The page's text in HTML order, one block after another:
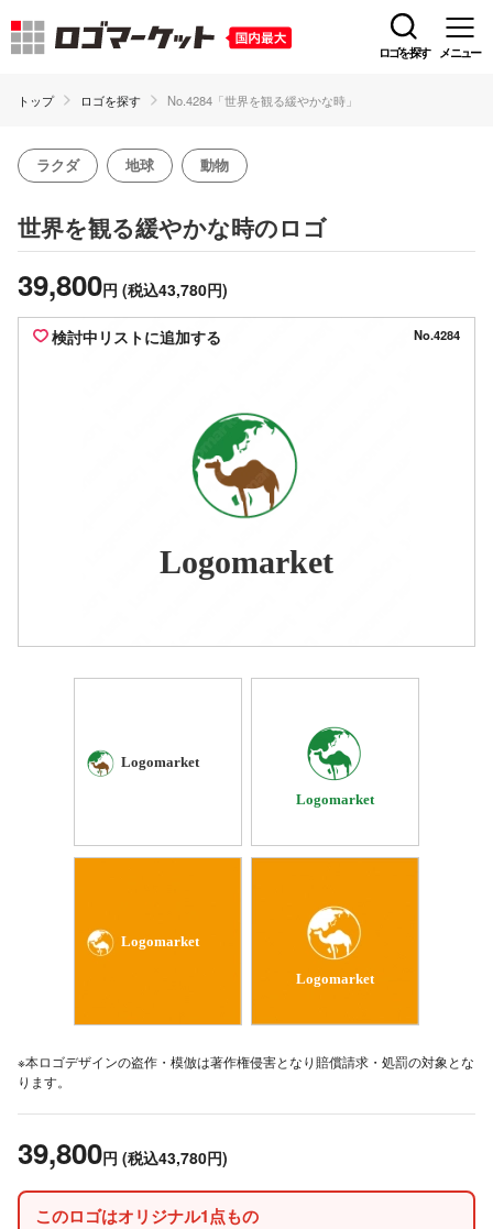
ロゴを探す メニュー
トップ ロゴを探す No.4284「世界を観る緩やかな時」
ラクダ 地球 動物
世界を観る緩やかな時のロゴ
39,800円 (税込43,780円)
検討中リストに追加する No.4284
Logomarket
Logomarket
Logomarket
Logomarket
Logomarket
※本ロゴデザインの盗作・模倣は著作権侵害となり賠償請求・処罰の対象とな
ります。
39,800円 (税込43,780円)
このロゴはオリジナル1点もの